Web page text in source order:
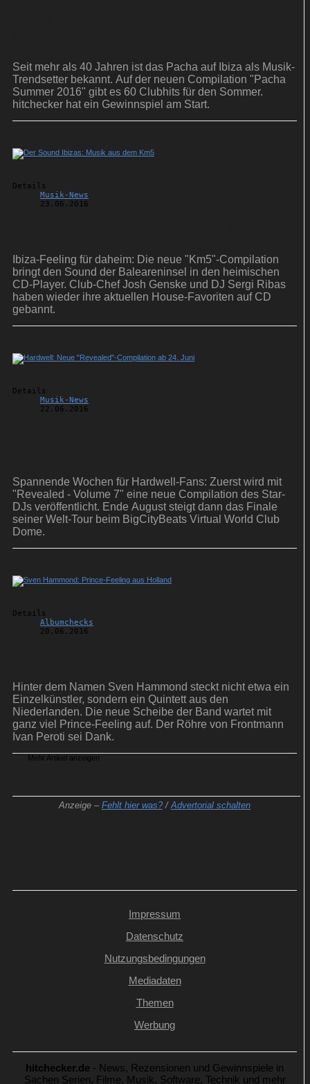
Seit mehr als 40 Jahren ist das Pacha auf Ibiza als Musik-
Trendsetter bekannt. Auf der neuen Compilation "Pacha
Summer 2016" gibt es 60 Clubhits für den Sommer.
hitchecker hat ein Gewinnspiel am Start.
Details
Musik-News
23.06.2016
Ibiza-Feeling für daheim: Die neue "Km5"-Compilation
bringt den Sound der Baleareninsel in den heimischen
CD-Player. Club-Chef Josh Genske und DJ Sergi Ribas
haben wieder ihre aktuellen House-Favoriten auf CD
gebannt.
Details
Musik-News
22.06.2016
Spannende Wochen für Hardwell-Fans: Zuerst wird mit
"Revealed - Volume 7" eine neue Compilation des Star-
DJs veröffentlicht. Ende August steigt dann das Finale
seiner Welt-Tour beim BigCityBeats Virtual World Club
Dome.
Details
Albumchecks
20.06.2016
Hinter dem Namen Sven Hammond steckt nicht etwa ein
Einzelkünstler, sondern ein Quintett aus den
Niederlanden. Die neue Scheibe der Band wartet mit
ganz viel Prince-Feeling auf. Der Röhre von Frontmann
Ivan Peroti sei Dank.
Mehr Artikel anzeigen
Anzeige – Fehlt hier was? / Advertorial schalten
Impressum
Datenschutz
Nutzungsbedingungen
Mediadaten
Themen
Werbung
hitchecker.de - News, Rezensionen und Gewinnspiele in
Sachen Serien, Filme, Musik, Software, Technik und mehr